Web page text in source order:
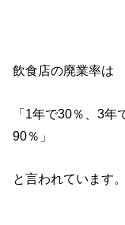
飲食店の廃業率は
「1年で30％、3
90％」
と言われています。